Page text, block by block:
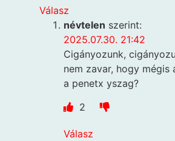
Válasz
névtelen szerint:
2025.07.30. 21:42
Cigányozunk,
nem zavar, hogy mégis
a penetx yszag?
2
Válasz